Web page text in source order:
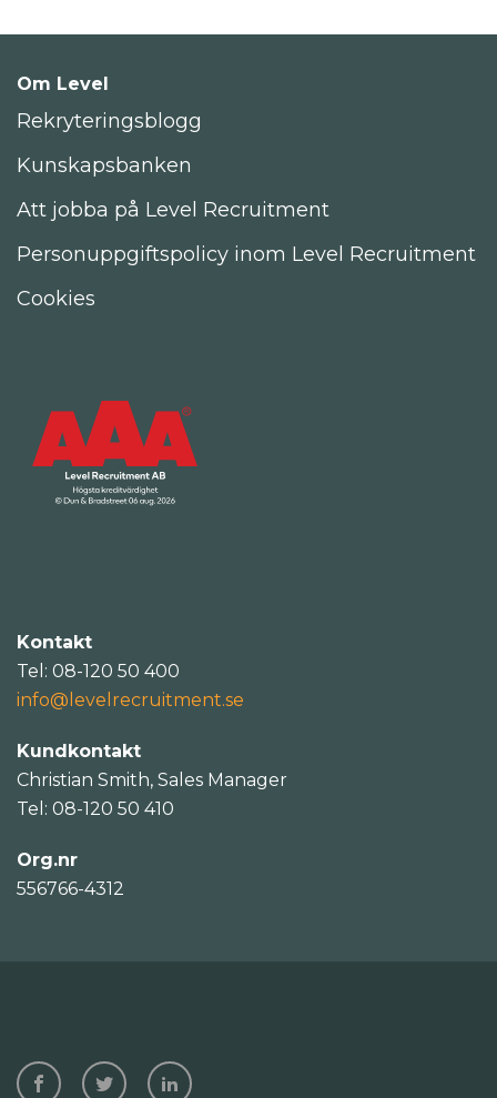
Om Level
Rekryteringsblogg
Kunskapsbanken
Att jobba på Level Recruitment
Personuppgiftspolicy inom Level Recruitment
Cookies
Kontakt
Tel: 08-120 50 400
info@levelrecruitment.se
Kundkontakt
Christian Smith, Sales Manager
Tel: 08-120 50 410
Org.nr
556766-4312